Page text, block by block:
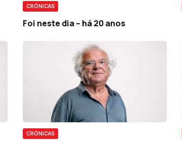
CRÓNICAS
Foi neste dia – há 20 anos
CRÓNICAS